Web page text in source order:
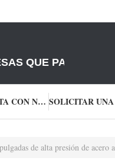
QUE
CONTACTA CON NOSOTROS
de alta presión de acero al